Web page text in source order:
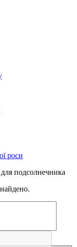
роси
подсолнечника